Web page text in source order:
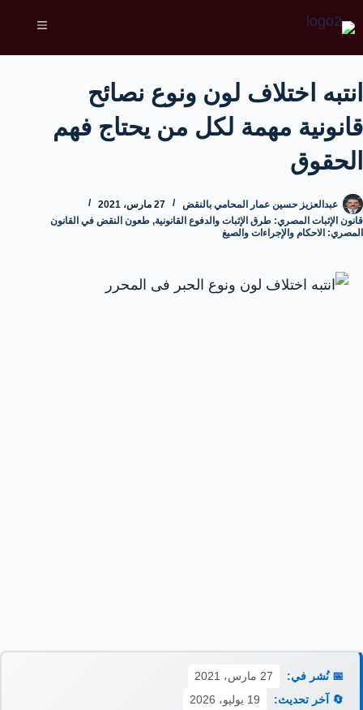
انتبه اختلاف لون ونوع نصائح
قانونية مهمة لكل من يحتاج فهم
الحقوق
عبدالعزيز حسين عمار المحامي بالنقض
27 مارس، 2021
قانون الإثبات المصري: طرق الإثبات والدفوع القانونية, طعون النقض في القانون
المصري: الاحكام والإجراءات والصيغ
📅 نُشر في:
27 مارس، 2021
🔄 آخر تحديث:
19 يوليو، 2026